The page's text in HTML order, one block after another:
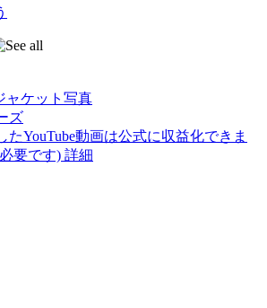
たYouTube動画は公式に収益化できま
要です) 詳細